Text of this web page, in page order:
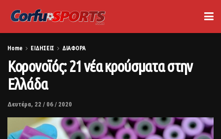
Home ΕΙΔΗΣΕΙΣ ΔΙΑΦΟΡΑ
Κορονοϊός: 21 νέα κρούσματα στην
Ελλάδα
Δευτέρα, 22 / 06 / 2020